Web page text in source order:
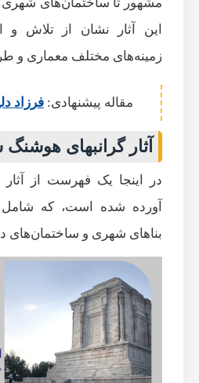
این آثار نشان از تلاش و
زمینه‌های مختلف معماری و
مقاله پیشنهادی: فرزاد
آثار گرانبهای
در اینجا یک فهرست از
آورده شده است، که شامل
بناهای شهری و ساختمان‌های